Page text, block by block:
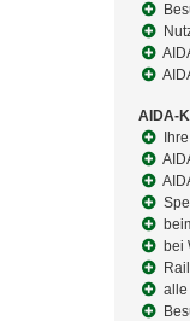
AIDA-
bei
alle